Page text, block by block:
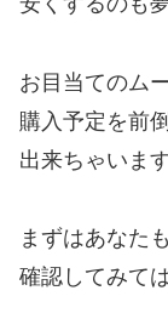
お目当てのム
購入予定を前
出来ちゃいま
まずはあなた
確認してみて